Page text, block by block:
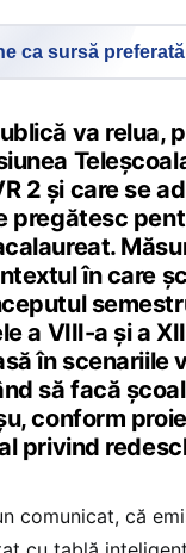
ca sursă
va relua,
2 și care se
pregătesc
în care
a VIII-a și a
în scenariile
să facă
conform
privind
comunicat, că